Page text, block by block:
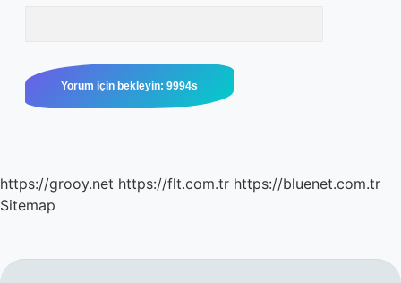
https://grooy.net https://flt.com.tr https://bluenet.com.tr
Sitemap